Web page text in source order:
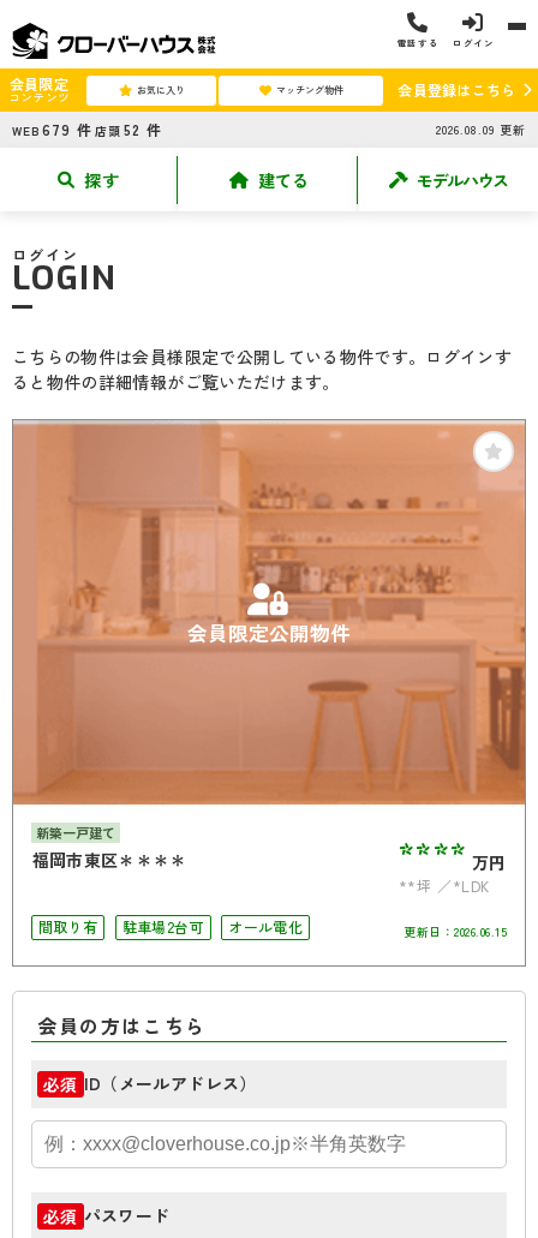
電話する ログイン
会員限定
コンテンツ お気に入り マッチング物件 会員登録はこちら
WEB 679 件 店頭 52 件 2026.08.09 更新
探す 建てる モデルハウス
ログイン
LOGIN
こちらの物件は会員様限定で公開している物件です。ログインす
ると物件の詳細情報がご覧いただけます。
会員限定公開物件
新築一戸建て
福岡市東区＊＊＊＊ **** 万円
**坪
*LDK
間取り有
駐車場2台可 オール電化 更新日： 2026.06.15
会員の方はこちら
必須 ID（メールアドレス）
必須 パスワード